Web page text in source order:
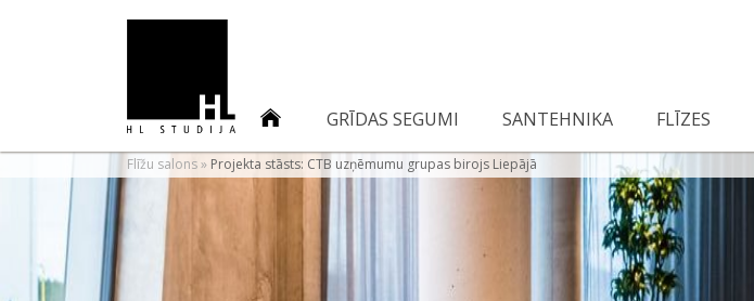
GRĪDAS SEGUMI SANTEHNIKA FLĪZES
Flīžu salons» Projekta stāsts: CTB uzņēmumu grupas birojs Liepājā